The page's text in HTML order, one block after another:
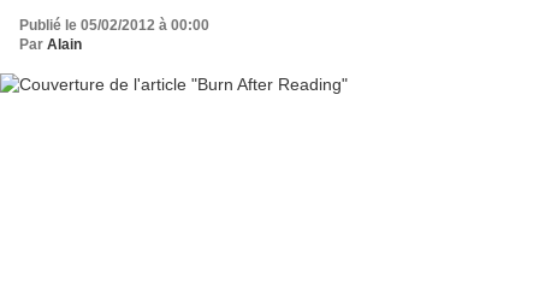
Publié le 05/02/2012 à 00:00
Par Alain